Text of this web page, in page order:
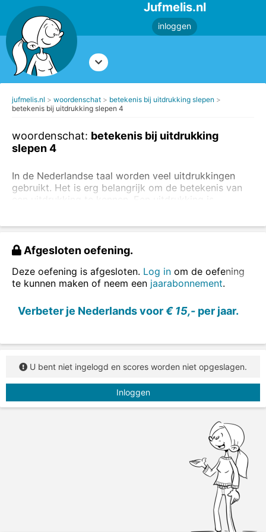
Jufmelis.nl
inloggen
jufmelis.nl woordenschat
betekenis bij uitdrukking slepen
betekenis bij uitdrukking slepen 4
woordenschat: betekenis bij uitdrukking
slepen 4
In de Nederlandse taal worden veel uitdrukkingen
gebruikt. Het is erg belangrijk om de betekenis van
taalgebruik.
Je kunt ook eerst
oefenen met het opzoeken van
uitdrukkingen in een woordenboek
met het herkennen van figuurlijk taalgebruik.
In deze opdracht zie je vijf uitdrukkingen. Sleep
Afgesloten oefening.
Deze oefening is afgesloten. Log in om de oefening
te kunnen maken of neem een jaarabonnement.
Verbeter je Nederlands voor€ 15,- per jaar.
U bent niet ingelogd en scores worden niet opgeslagen.
Inloggen